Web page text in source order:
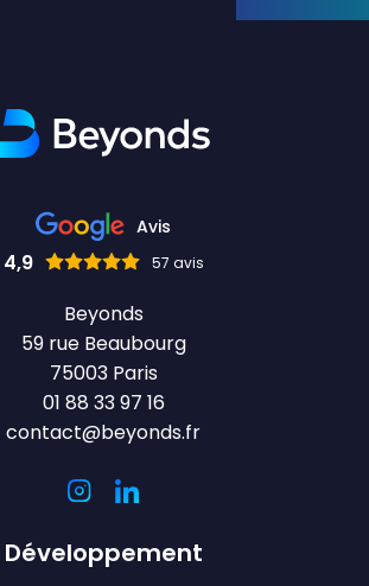
Avis
4,9 57 avis
Beyonds
59 rue Beaubourg
75003 Paris
01 88 33 97 16
contact@beyonds.fr
Développement